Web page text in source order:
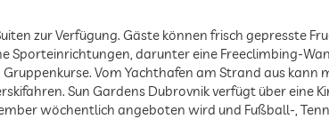
zur Verfügung. Gäste können frisch gepresste
Sporteinrichtungen, darunter eine Freeclimbing-
Vom Yachthafen am Strand aus kann
Sun Gardens Dubrovnik verfügt über eine
wöchentlich angeboten wird und Fußball-,